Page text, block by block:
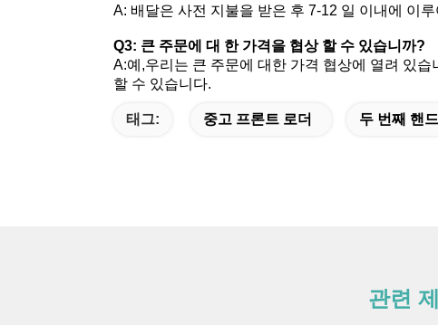
A: 배달은 사전 지불을 받은 후 7-12 일 이내에 이
Q3: 큰 주문에 대 한 가격을 협상 할 수 있습니까?
A:예,우리는 큰 주문에 대한 가격 협상에 열려 있
할 수 있습니다.
태그: 중고 프론트 로더 두 번째 핸
관련